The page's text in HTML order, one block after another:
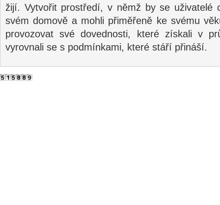
žijí. Vytvořit prostředí, v němž by se uživatelé
svém domově a mohli přiměřeně ke svému
provozovat své dovednosti, které získali v
vyrovnali se s podmínkami, které stáří přináší.